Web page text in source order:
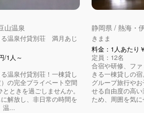
山温泉
温泉付貸別荘 満月あじ
/1人～
温泉付貸別荘！一棟貸し
の完全プライベート空間
ときを過ごしませんか。
解放し、非日常の時間を
温...
静岡県 / 熱海・
きまま
料金：1人あたり
定員：12名
合宿や研修、フ
きる一棟貸しの
グループ旅行や
せる自由度の高
ため、周囲を気